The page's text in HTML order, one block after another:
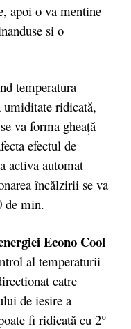
apoi o va mentine
si o
temperatura
umiditate ridicată,
va forma gheaţă
efectul de
activa automat
încălzirii se va
de min.
Econo Cool
al temperaturii
catre
de iesire a
fi ridicată cu 2°